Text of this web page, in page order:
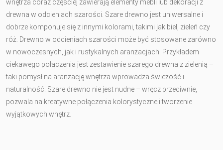
wnętrza coraz częściej zawierają elementy mebli lub dekoracji z
drewna w odcieniach szarości. Szare drewno jest uniwersalne i
dobrze komponuje się z innymi kolorami, takimi jak biel, zieleń czy
róż. Drewno w odcieniach szarości może być stosowane zarówno
w nowoczesnych, jak i rustykalnych aranżacjach. Przykładem
ciekawego połączenia jest zestawienie szarego drewna z zielenią –
taki pomysł na aranżację wnętrza wprowadza świeżość i
naturalność. Szare drewno nie jest nudne – wręcz przeciwnie,
pozwala na kreatywne połączenia kolorystyczne i tworzenie
wyjątkowych wnętrz.